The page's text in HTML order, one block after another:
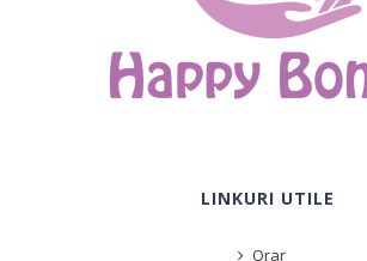
LINKURI UTILE
Orar